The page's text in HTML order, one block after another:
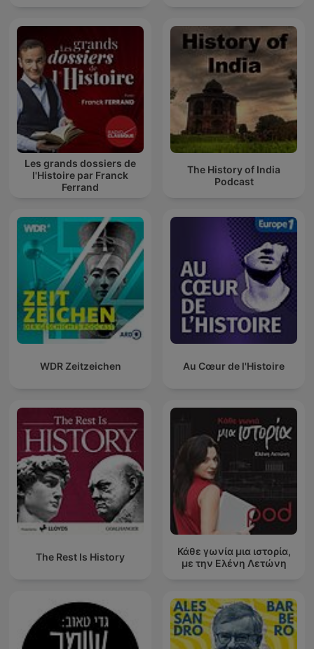
Les grands dossiers de
l'Histoire par Franck
Ferrand
The History of India
Podcast
WDR Zeitzeichen Au Cœur de l'Histoire
The Rest Is History
Κάθε γωνία μια ιστορία,
με την Ελένη Λετώνη